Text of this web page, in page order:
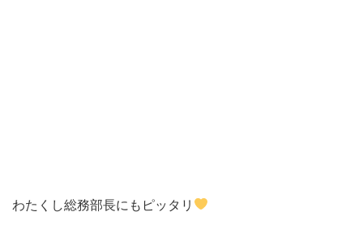
わたくし総務部長にもピッタリ